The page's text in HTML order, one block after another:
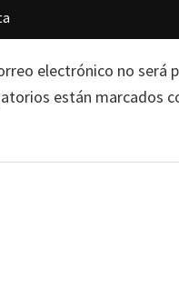
electrónico no será
están marcados